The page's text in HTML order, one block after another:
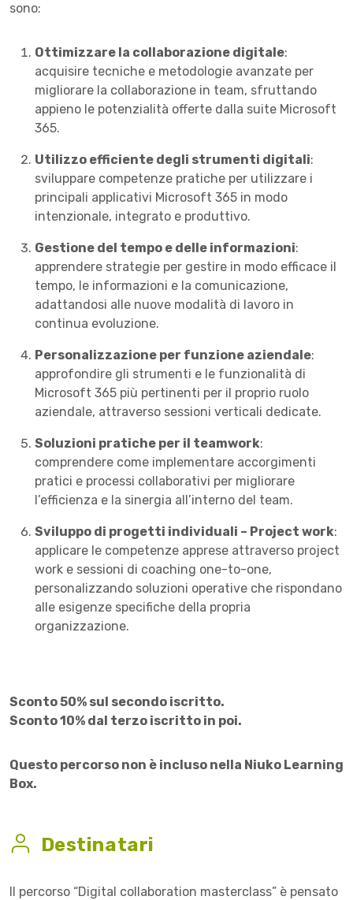
sono:
Ottimizzare la collaborazione digitale:
acquisire tecniche e metodologie avanzate per
migliorare la collaborazione in team, sfruttando
appieno le potenzialità offerte dalla suite Microsoft
365.
Utilizzo efficiente degli strumenti digitali:
sviluppare competenze pratiche per utilizzare i
principali applicativi Microsoft 365 in modo
intenzionale, integrato e produttivo.
Gestione del tempo e delle informazioni:
apprendere strategie per gestire in modo efficace il
tempo, le informazioni e la comunicazione,
adattandosi alle nuove modalità di lavoro in
continua evoluzione.
Personalizzazione per funzione aziendale:
approfondire gli strumenti e le funzionalità di
Microsoft 365 più pertinenti per il proprio ruolo
aziendale, attraverso sessioni verticali dedicate.
Soluzioni pratiche per il teamwork:
comprendere come implementare accorgimenti
pratici e processi collaborativi per migliorare
l’efficienza e la sinergia all’interno del team.
Sviluppo di progetti individuali – Project work:
applicare le competenze apprese attraverso project
work e sessioni di coaching one-to-one,
personalizzando soluzioni operative che rispondano
alle esigenze specifiche della propria
organizzazione.
Sconto 50% sul secondo iscritto.
Sconto 10% dal terzo iscritto in poi.
Questo percorso non è incluso nella Niuko Learning
Box.
Destinatari
Il percorso “Digital collaboration masterclass” è pensato